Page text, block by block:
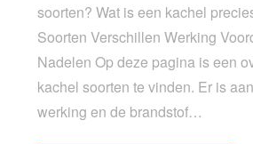
soorten? Wat is een kachel
Soorten Verschillen Werking
Nadelen Op deze pagina is een
kachel soorten te vinden. Er is
werking en de brandstof…